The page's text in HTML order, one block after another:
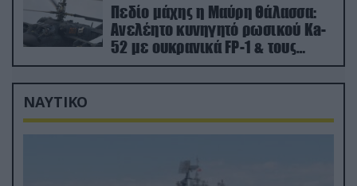
Πεδίο μάχης η Μαύρη Θάλασσα:
Ανελέητο κυνηγητό ρωσικού Ka-
52 με ουκρανικά FP-1 & τους
Τούρκους να τραβάνε… βίντεο
ΝΑΥΤΙΚΟ